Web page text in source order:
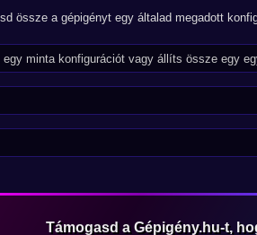
össze a gépigényt egy általad megadott
Támogasd a Gépigény.hu-t,